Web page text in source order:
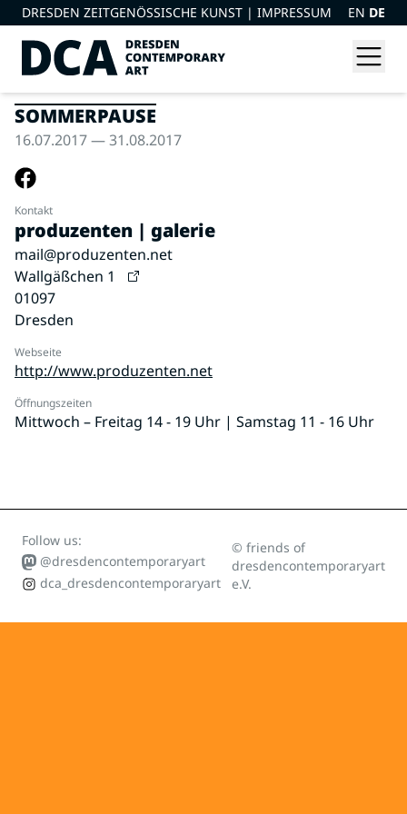
DRESDEN ZEITGENÖSSISCHE KUNST | IMPRESSUM EN DE
SOMMERPAUSE
16.07.2017 — 31.08.2017
Kontakt
produzenten | galerie
mail@produzenten.net
Wallgäßchen 1
01097
Dresden
Webseite
http://www.produzenten.net
Öffnungszeiten
Mittwoch – Freitag 14 - 19 Uhr | Samstag 11 - 16 Uhr
Follow us:
@dresdencontemporaryart
dca_dresdencontemporaryart
© friends of
dresdencontemporaryart
e.V.